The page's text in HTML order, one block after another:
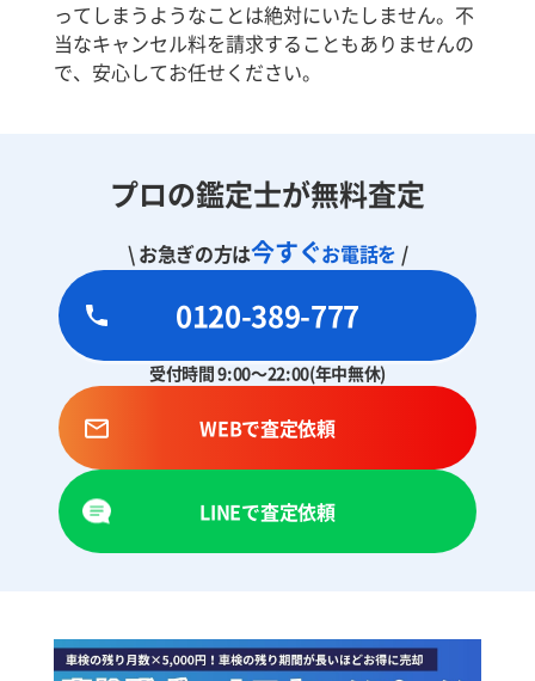
ってしまうようなことは絶対にいたしません。不
当なキャンセル料を請求することもありませんの
で、安心してお任せください。
プロの鑑定士が無料査定
\ お急ぎの方は今すぐお電話を /
0120-389-777
受付時間 9:00～22:00(年中無休)
WEBで査定依頼
LINEで査定依頼